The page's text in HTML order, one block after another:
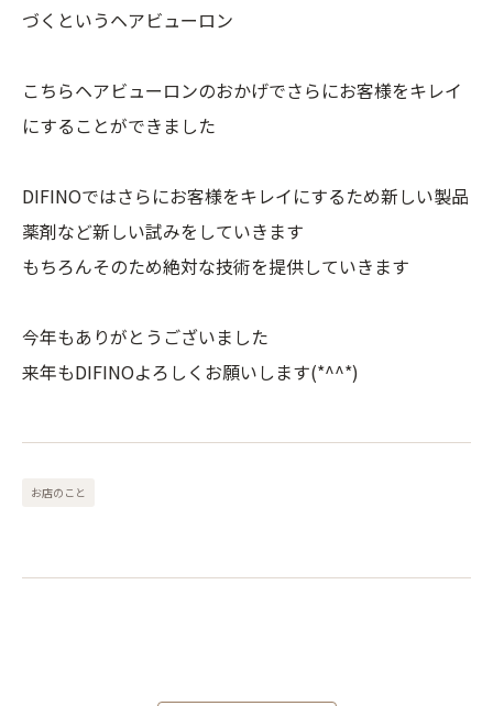
づくというヘアビューロン
こちらヘアビューロンのおかげでさらにお客様をキレイ
にすることができました
DIFINOではさらにお客様をキレイにするため新しい製品
薬剤など新しい試みをしていきます
もちろんそのため絶対な技術を提供していきます
今年もありがとうございました
来年もDIFINOよろしくお願いします(*^^*)
お店のこと